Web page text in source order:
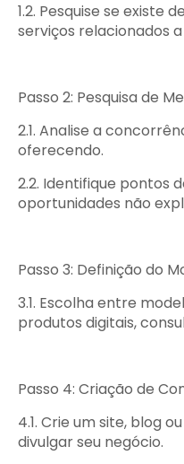
1.2. Pesquise se existe
serviços relacionados
Passo 2: Pesquisa de
2.1. Analise a
oferecendo.
2.2. Identifique pontos
oportunidades não
Passo 3: Definição do
3.1. Escolha entre
produtos digitais,
Passo 4: Criação de
4.1. Crie um site, blog
divulgar seu negócio.